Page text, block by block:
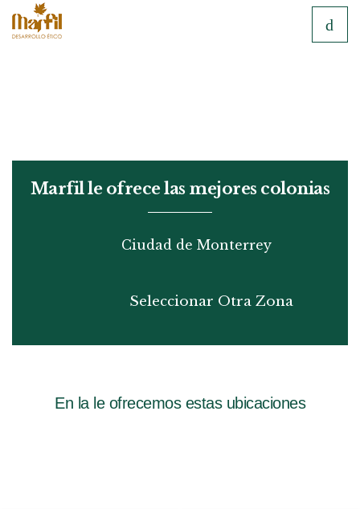
Marfil le ofrece las mejores colonias
Seleccionar Otra Zona
En la le ofrecemos estas ubicaciones